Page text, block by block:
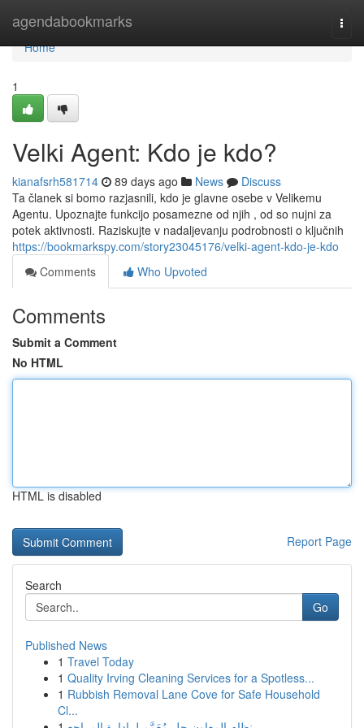
agendabookmarks
Home
Home
1
Velki Agent: Kdo je kdo?
kianafsrh581714 89 days ago News
Discuss
Ta članek si bomo razjasnili, kdo je glavne osebe v Velikemu
Agentu. Upoznajte funkcijo posamezne od njih , od so nujni za
potek aktivnosti. Raziskujte v nadaljevanju podrobnosti o ključnih
https://bookmarkspy.com/story23045176/velki-agent-kdo-je-kdo
Comments
Who Upvoted
Comments
Submit a Comment
No HTML
HTML is disabled
Report Page
Search
Go
Published News
1 Travel Today
1 Quality Irving Cleaning Services for a Spotless...
1 Rubbish Removal Lane Cove for Safe Household
Cl...